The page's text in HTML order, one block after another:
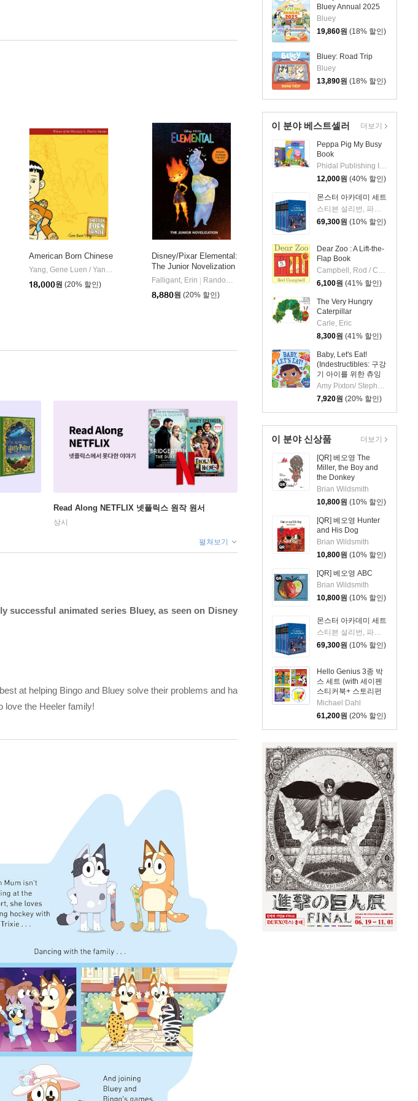
Bluey Annual 2025
Bluey
19,860원 (18% 할인)
Bluey: Road Trip
Bluey
13,890원 (18% 할인)
이 분야 베스트셀러
Peppa Pig My Busy
Book
Phidal Publishing Inc.
12,000원 (40% 할인)
몬스터 아카데미 세트
스티븐 설리번, 파멜라 제인, 알리사 위싱래드, 브라이언 랭도, 데이비드 닐슨
69,300원 (10% 할인)
Dear Zoo : A Lift-the-
Flap Book
6,100원 (41% 할인)
The Very Hungry
Caterpillar
Carle, Eric
8,300원 (41% 할인)
Baby, Let's Eat!
(Indestructibles: 구강
기 아이를 위한 츄잉
북 시리즈)
7,920원 (20% 할인)
더보기
이 분야 신상품
[QR] 베오영 The
Miller, the Boy and
the Donkey
Brian Wildsmith
10,800원 (10% 할인)
[QR] 베오영 Hunter
and His Dog
Brian Wildsmith
10,800원 (10% 할인)
[QR] 베오영 ABC
Brian Wildsmith
10,800원 (10% 할인)
몬스터 아카데미 세트
69,300원 (10% 할인)
Hello Genius 3종 박
스 세트 (with 세이펜
스티커북+ 스토리펀
앱 QR 이용권)
Michael Dahl
61,200원 (20% 할인)
더보기
American Born Chinese
Yang, Gene Luen / Yang, Gene Luen | First Second
18,000원 (20% 할인)
Disney/Pixar Elemental:
The Junior Novelization
Falligant, Erin
Random House Disney
8,880원 (20% 할인)
Read Along NETFLIX 넷플릭스 원작 원서
상시
펼쳐보기
successful animated series Bluey, as seen on Disney
at helping Bingo and Bluey solve their problems and ha
love the Heeler family!